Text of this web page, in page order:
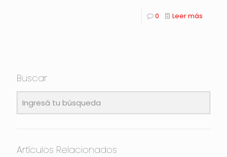
0 Leer más
Buscar
Artículos Relacionados